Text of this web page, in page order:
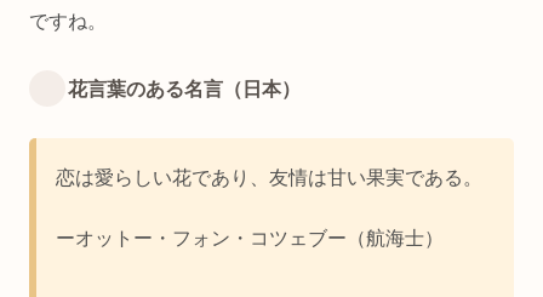
ですね。
花言葉のある名言（日本）
恋は愛らしい花であり、友情は甘い果実である。
ーオットー・フォン・コツェブー（航海士）